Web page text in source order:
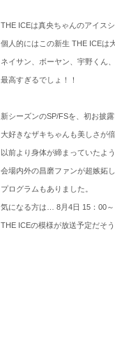
THE ICEは真央ちゃんのアイス
個人的にはこの新生 THE ICEは
ネイサン、ボーヤン、宇野くん
最高すぎるでしょ！！
新シーズンのSP/FSを、初お披
大好きなザキちゃんも美しさが
以前より身体が締まっていたよう
会場内外の昌磨ファンが超嫉妬
プログラムもありました。
気になる方は… 8月4日 15：00
THE ICEの模様が放送予定だそ